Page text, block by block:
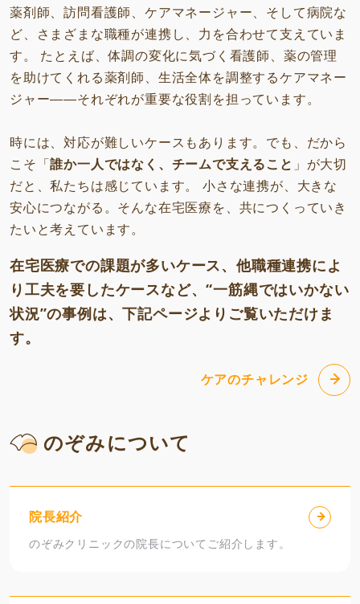
薬剤師、訪問看護師、ケアマネージャー、そして病院な
ど、さまざまな職種が連携し、力を合わせて支えていま
す。
たとえば、体調の変化に気づく看護師、薬の管理
を助けてくれる薬剤師、生活全体を調整するケアマネー
ジャー――それぞれが重要な役割を担っています。
時には、対応が難しいケースもあります。でも、だから
こそ「誰か一人ではなく、チームで支えること 」が大切
だと、私たちは感じています。
小さな連携が、大きな
安心につながる。そんな在宅医療を、共につくっていき
たいと考えています。
在宅医療での課題が多いケース、他職種連携によ
り工夫を要したケースなど、“一筋縄ではいかない
状況”の事例は、下記ページよりご覧いただけま
す。
ケアのチャレンジ
のぞみについて
院長紹介
のぞみクリニックの院長についてご紹介します。